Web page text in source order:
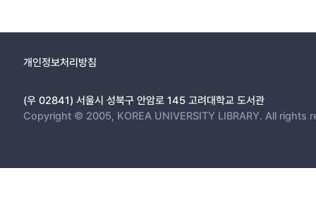
개인정보처리방침
(우 02841) 서울시 성북구 안암로 145 고려대학교 도서관
Copyright © 2005, KOREA UNIVERSITY LIBRARY. All rights